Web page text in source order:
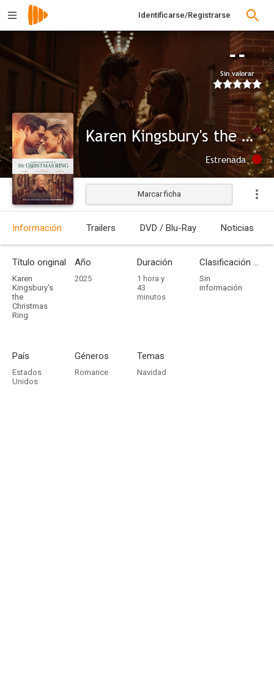
Identificarse/Registrarse
--
Sin valorar
Karen Kingsbury's the Christmas Ring
Estrenada
Marcar ficha
Información Trailers DVD / Blu-Ray Noticias
Título original
Karen
Kingsbury's
the
Christmas
Ring
Año
2025
Duración
1 hora y
43
minutos
Clasificación por edades
Sin
información
País
Estados
Unidos
Géneros
Romance
Temas
Navidad